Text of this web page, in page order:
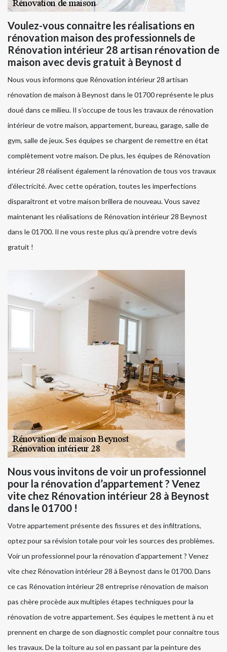
Voulez-vous connaitre les réalisations en
rénovation maison des professionnels de
Rénovation intérieur 28 artisan rénovation de
maison avec devis gratuit à Beynost d
Nous vous informons que Rénovation intérieur 28 artisan
rénovation de maison à Beynost dans le 01700 représente le plus
doué dans ce milieu. Il s’occupe de tous les travaux de rénovation
intérieur de votre maison, appartement, bureau, garage, salle de
gym, salle de jeux. Ses équipes se chargent de remettre en état
complètement votre maison. De plus, les équipes de Rénovation
intérieur 28 réalisent également la rénovation de tous vos travaux
d’électricité. Avec cette opération, toutes les imperfections
disparaitront et votre maison brillera de nouveau. Vous savez
maintenant les réalisations de Rénovation intérieur 28 Beynost
dans le 01700. Il ne vous reste plus qu’à prendre votre devis
gratuit !
Nous vous invitons de voir un professionnel
pour la rénovation d’appartement ? Venez
vite chez Rénovation intérieur 28 à Beynost
dans le 01700 !
Votre appartement présente des fissures et des infiltrations,
optez pour sa révision totale pour voir les sources des problèmes.
Voir un professionnel pour la rénovation d’appartement ? Venez
vite chez Rénovation intérieur 28 à Beynost dans le 01700. Dans
ce cas Rénovation intérieur 28 entreprise rénovation de maison
pas chère procède aux multiples étapes techniques pour la
rénovation de votre appartement. Ses équipes le mettent à nu et
prennent en charge de son diagnostic complet pour connaitre tous
les travaux. De la toiture au sol en passant par la peinture des